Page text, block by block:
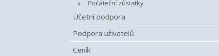
Počáteční zůstatky
Účetní podpora
Podpora uživatelů
Ceník